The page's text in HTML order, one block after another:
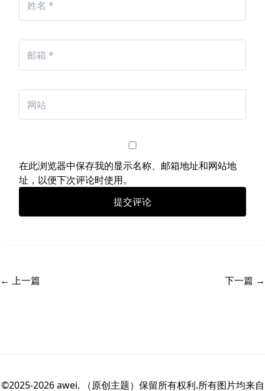
在此浏览器中保存我的显示名称、邮箱地址和网站地
址，以便下次评论时使用。
← 上一篇 下一篇 →
©2025-2026 awei. （原创主题）保留所有权利.所有图片均来自